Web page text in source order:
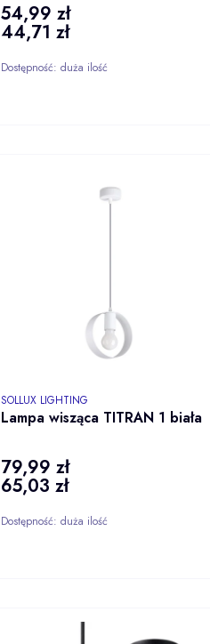
Cena
54,99 zł
Cena
44,71 zł
Dostępność: duża ilość
Lampa wisząca TITRAN 1 biała
PRODUCENT
SOLLUX LIGHTING
Cena
79,99 zł
Cena
65,03 zł
Dostępność: duża ilość